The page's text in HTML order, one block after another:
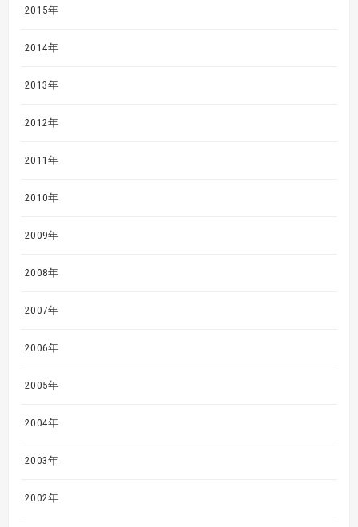
2015年
2014年
2013年
2012年
2011年
2010年
2009年
2008年
2007年
2006年
2005年
2004年
2003年
2002年